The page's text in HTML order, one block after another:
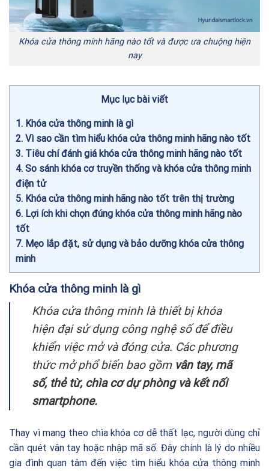
Khóa cửa thông minh hãng nào tốt và được ưa chuộng hiện
nay
Mục lục bài viết
1
Khóa cửa thông minh là gì
2 Vì sao cần tìm hiểu khóa cửa thông minh hãng nào tốt
3 Tiêu chí đánh giá khóa cửa thông minh hãng nào tốt
4 So sánh khóa cơ truyền thống và khóa cửa thông minh
điện tử
5 Khóa cửa thông minh hãng nào tốt trên thị trường
6 Lợi ích khi chọn đúng khóa cửa thông minh hãng nào
tốt
7 Mẹo lắp đặt, sử dụng và bảo dưỡng khóa cửa thông
minh
Khóa cửa thông minh là gì
Khóa cửa thông minh là thiết bị khóa
hiện đại sử dụng công nghệ số để điều
khiển việc mở và đóng cửa. Các phương
thức mở phổ biến bao gồm vân tay, mã
số, thẻ từ, chìa cơ dự phòng và kết nối
smartphone.
Thay vì mang theo chìa khóa cơ dễ thất lạc, người dùng chỉ
cần quét vân tay hoặc nhập mã số. Đây chính là lý do nhiều
gia đình quan tâm đến việc tìm hiểu khóa cửa thông minh